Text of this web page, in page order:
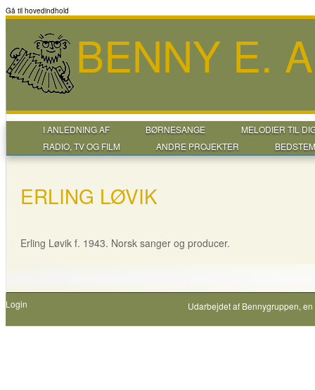
Gå til hovedindhold
BENNY E.
I ANLEDNING AF BØRNESANGE
MELODIER TIL
RADIO, TV OG FILM
ANDRE PROJEKTER
ERLING LØVIK
Erling Løvik f. 1943. Norsk sanger og producer.
Login Udarbejdet af Bennygruppen,